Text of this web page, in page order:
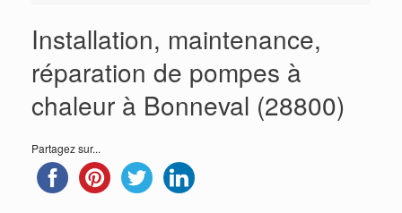
Installation, maintenance,
réparation de pompes à
chaleur à Bonneval (28800)
Partagez sur...